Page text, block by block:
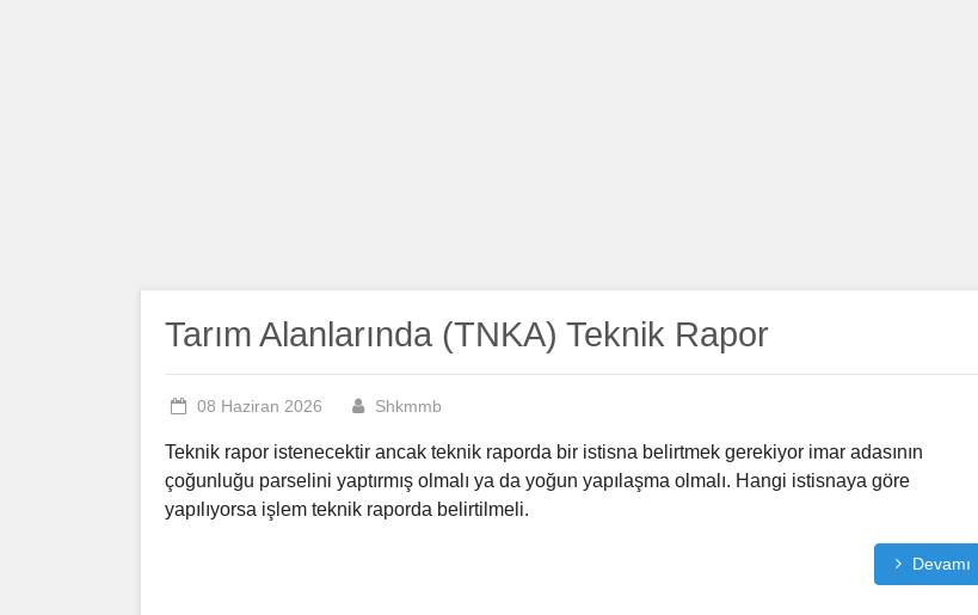
Tarım Alanlarında (TNKA) Teknik Rapor
08 Haziran 2026 Shkmmb
Teknik rapor istenecektir ancak teknik raporda bir istisna belirtmek gerekiyor imar adasının
çoğunluğu parselini yaptırmış olmalı ya da yoğun yapılaşma olmalı. Hangi istisnaya göre
yapılıyorsa işlem teknik raporda belirtilmeli.
Devamı